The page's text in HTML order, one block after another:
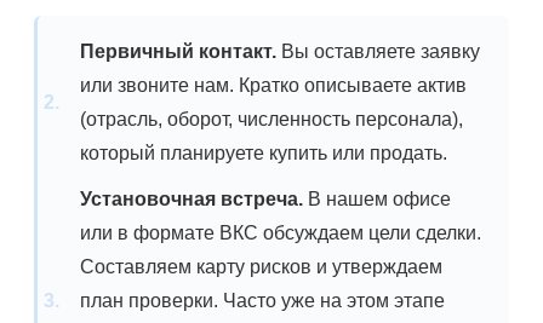
Первичный контакт. Вы оставляете заявку
или звоните нам. Кратко описываете актив
(отрасль, оборот, численность персонала),
который планируете купить или продать.
Установочная встреча. В нашем офисе
или в формате ВКС обсуждаем цели сделки.
Составляем карту рисков и утверждаем
план проверки. Часто уже на этом этапе